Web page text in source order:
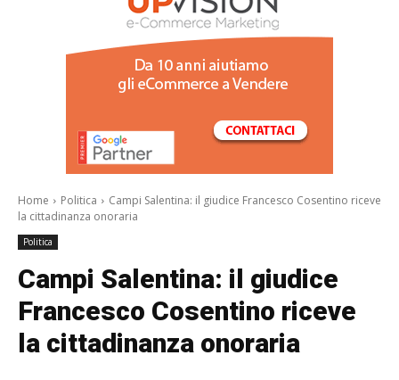
Home
Politica
Campi Salentina: il giudice Francesco Cosentino riceve
la cittadinanza onoraria
Politica
Campi Salentina: il giudice
Francesco Cosentino riceve
la cittadinanza onoraria